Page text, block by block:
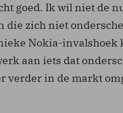
goed. Ik wil niet de
die zich niet
Nokia-invalshoek
aan iets dat
verder in de markt